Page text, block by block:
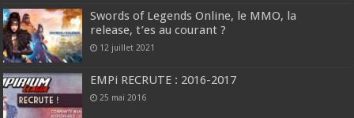
Swords of Legends Online, le MMO, la
release, t’es au courant ?
12 juillet 2021
EMPi RECRUTE : 2016-2017
25 mai 2016